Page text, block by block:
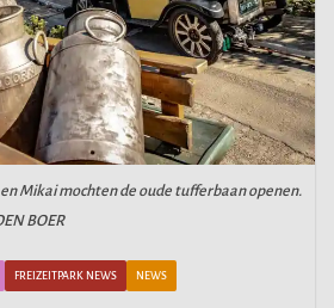
en Mikai mochten de oude tufferbaan openen.
BOER
FREIZEITPARK NEWS NEWS